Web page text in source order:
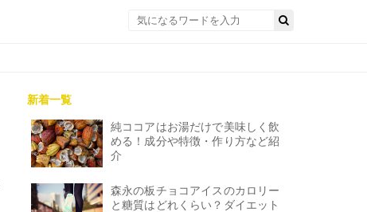
新着一覧
純ココアはお湯だけで美味しく飲
める！成分や特徴・作り方など紹
介
森永の板チョコアイスのカロリー
と糖質はどれくらい？ダイエット